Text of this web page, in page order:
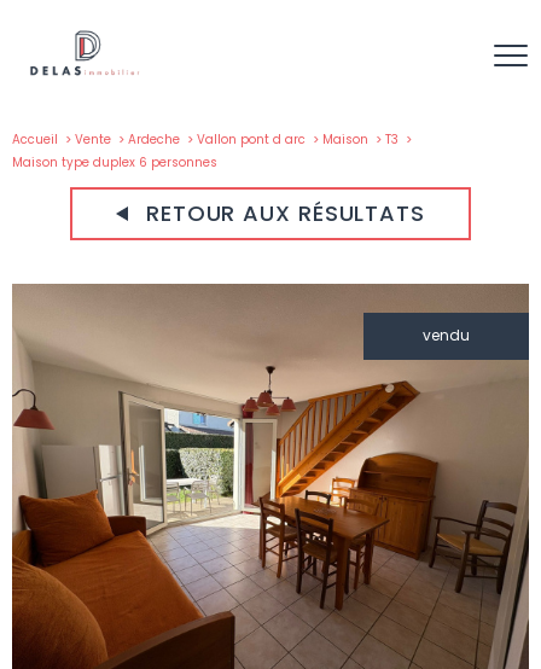
Accueil Vente Ardeche Vallon pont d arc Maison
T3
Maison type duplex 6 personnes
RETOUR AUX RÉSULTATS
vendu